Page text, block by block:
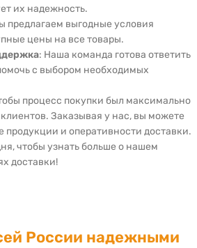
их надежность.
предлагаем выгодные условия
цены на все товары.
: Наша команда готова ответить
с выбором необходимых
процесс покупки был максимально
Заказывая у нас, вы можете
продукции и оперативности доставки.
чтобы узнать больше о нашем
доставки!
России надежными